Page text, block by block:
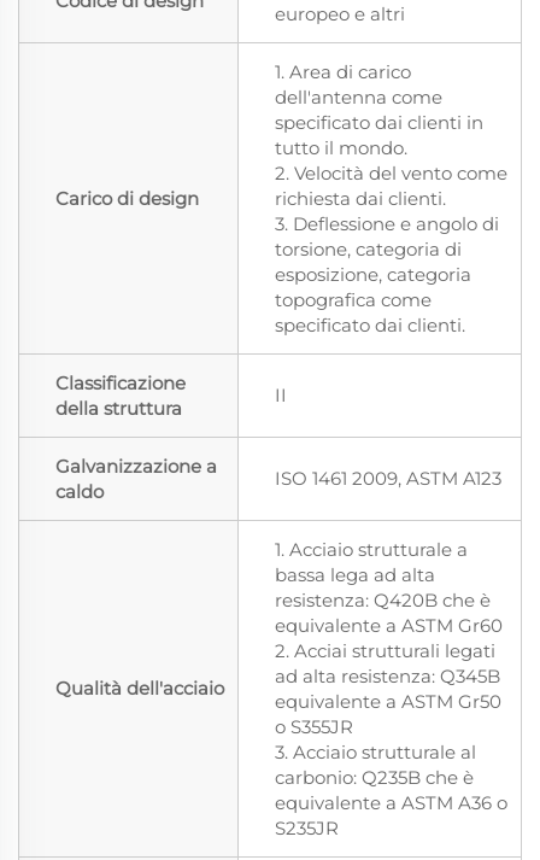
europeo e altri
Carico di design
1. Area di carico
dell'antenna come
specificato dai clienti in
tutto il mondo.
2. Velocità del vento come
richiesta dai clienti.
3. Deflessione e angolo di
torsione, categoria di
esposizione, categoria
topografica come
specificato dai clienti.
Classificazione
della struttura
II
Galvanizzazione a
caldo
ISO 1461 2009, ASTM A123
Qualità dell'acciaio
1. Acciaio strutturale a
bassa lega ad alta
resistenza: Q420B che è
equivalente a ASTM Gr60
2. Acciai strutturali legati
ad alta resistenza: Q345B
equivalente a ASTM Gr50
o S355JR
3. Acciaio strutturale al
carbonio: Q235B che è
equivalente a ASTM A36 o
S235JR